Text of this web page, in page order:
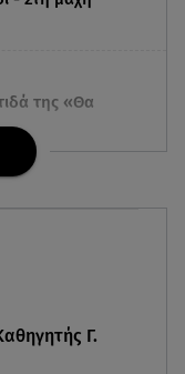
της «Θα
με μακριά
του
Γ.